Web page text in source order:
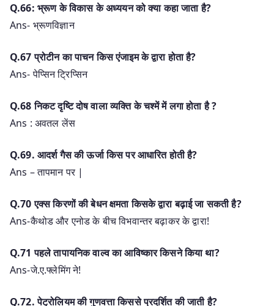
Q.66: भ्रूण के विकास के अध्ययन को क्या कहा जाता है?
Ans- भ्रूणविज्ञान
Q.67 प्रोटीन का पाचन किस एंजाइम के द्वारा होता है?
Ans- पेप्सिन ट्रिप्सिन
Q.68 निकट दृष्टि दोष वाला व्यक्ति के चश्में में लगा होता है ?
Ans : अवतल लेंस
Q.69. आदर्श गैस की ऊर्जा किस पर आधारित होती है?
Ans – तापमान पर |
Q.70 एक्स किरणों की बेधन क्षमता किसके द्वारा बढ़ाई जा सकती है?
Ans-कैथोड और एनोड के बीच विभवान्तर बढ़ाकर के द्वारा!
Q.71 पहले तापायनिक वाल्व का आविष्कार किसने किया था?
Ans-जे.ए.फ्लेमिंग ने!
Q.72. पेट्रोलियम की गुणवत्ता किससे प्रदर्शित की जाती है?